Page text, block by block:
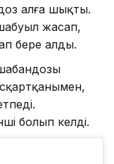
алға шықты.
жасап,
бере алды.
болып келді.